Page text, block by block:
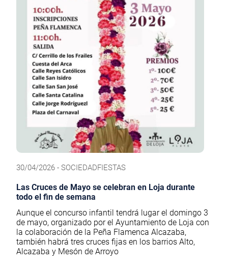
30/04/2026 - SOCIEDADFIESTAS
Las Cruces de Mayo se celebran en Loja durante
todo el fin de semana
Aunque el concurso infantil tendrá lugar el domingo 3
de mayo, organizado por el Ayuntamiento de Loja con
la colaboración de la Peña Flamenca Alcazaba,
también habrá tres cruces fijas en los barrios Alto,
Alcazaba y Mesón de Arroyo